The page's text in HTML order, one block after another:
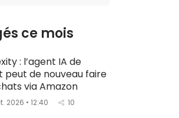
ce mois
: l’agent IA de
peut de nouveau faire
via Amazon
2026 • 12:40 10